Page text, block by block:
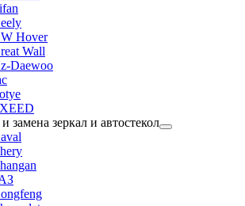
Hover
Wall
Daewoo
замена зеркал и автостекол